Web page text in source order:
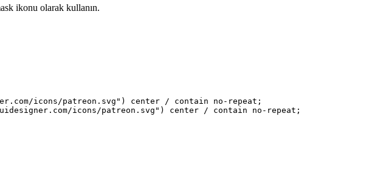
ikonu olarak kullanın.
icons/patreon.svg") center / contain no-repeat;
icons/patreon.svg") center / contain no-repeat;